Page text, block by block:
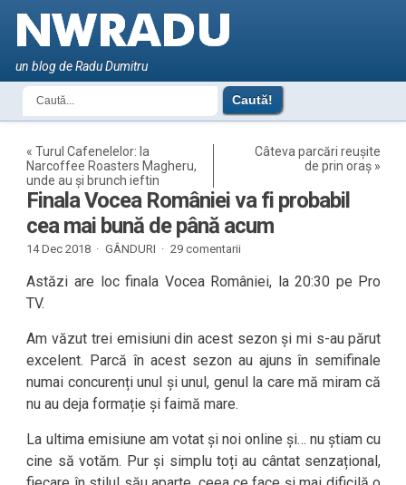
un blog de Radu Dumitru
«Turul Cafenelelor: la
Narcoffee Roasters Magheru,
unde au și brunch ieftin
Câteva parcări reușite
de prin oraș »
Finala Vocea României va fi probabil
cea mai bună de până acum
14 Dec 2018 · GÂNDURI · 29 comentarii
Astăzi are loc finala Vocea României, la 20:30 pe Pro
TV.
Am văzut trei emisiuni din acest sezon și mi s-au părut
excelent. Parcă în acest sezon au ajuns în semifinale
numai concurenți unul și unul, genul la care mă miram că
nu au deja formație și faimă mare.
La ultima emisiune am votat și noi online și… nu știam cu
cine să votăm. Pur și simplu toți au cântat senzațional,